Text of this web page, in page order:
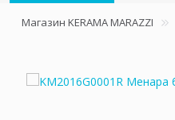
Магазин KERAMA MARAZZI